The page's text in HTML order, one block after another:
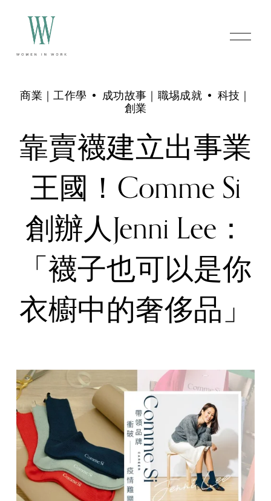
O
p
e
n
靠賣襪建立出事業
王國！Comme Si
創辦人Jenni Lee：
「襪子也可以是你
衣櫥中的奢侈品」
商業｜工作學 成功故事｜職埸成就
科技｜
創業